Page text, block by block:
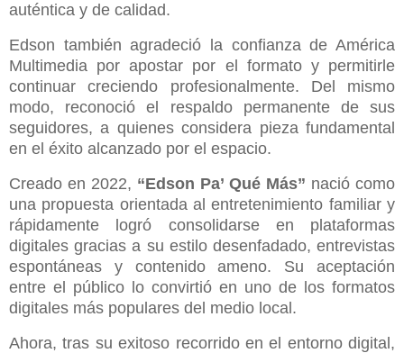
auténtica y de calidad.
Edson también agradeció la confianza de América
Multimedia por apostar por el formato y permitirle
continuar creciendo profesionalmente. Del mismo
modo, reconoció el respaldo permanente de sus
seguidores, a quienes considera pieza fundamental
en el éxito alcanzado por el espacio.
Creado en 2022, “Edson Pa’ Qué Más” nació como
una propuesta orientada al entretenimiento familiar y
rápidamente logró consolidarse en plataformas
digitales gracias a su estilo desenfadado, entrevistas
espontáneas y contenido ameno. Su aceptación
entre el público lo convirtió en uno de los formatos
digitales más populares del medio local.
Ahora, tras su exitoso recorrido en el entorno digital,